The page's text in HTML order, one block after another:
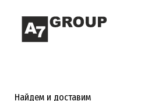
Найдем и доставим